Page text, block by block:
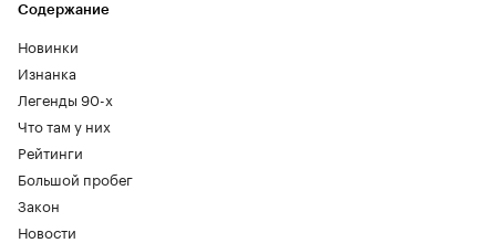
Содержание
Новинки
Изнанка
Легенды 90-х
Что там у них
Рейтинги
Большой пробег
Закон
Новости